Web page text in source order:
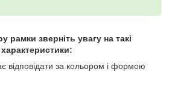
рамки зверніть увагу на такі
характеристики:
відповідати за кольором і формою